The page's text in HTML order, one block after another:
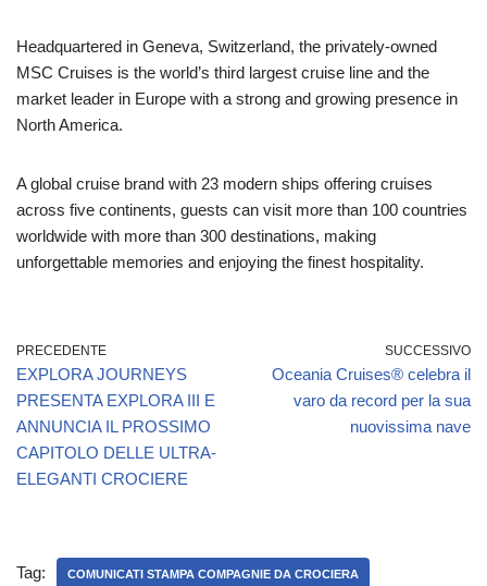
Headquartered in Geneva, Switzerland, the privately-owned
MSC Cruises is the world’s third largest cruise line and the
market leader in Europe with a strong and growing presence in
North America.
A global cruise brand with 23 modern ships offering cruises
across five continents, guests can visit more than 100 countries
worldwide with more than 300 destinations, making
unforgettable memories and enjoying the finest hospitality.
PRECEDENTE
EXPLORA JOURNEYS
PRESENTA EXPLORA III E
ANNUNCIA IL PROSSIMO
CAPITOLO DELLE ULTRA-
ELEGANTI CROCIERE
SUCCESSIVO
Oceania Cruises® celebra il
varo da record per la sua
nuovissima nave
Tag: COMUNICATI STAMPA COMPAGNIE DA CROCIERA